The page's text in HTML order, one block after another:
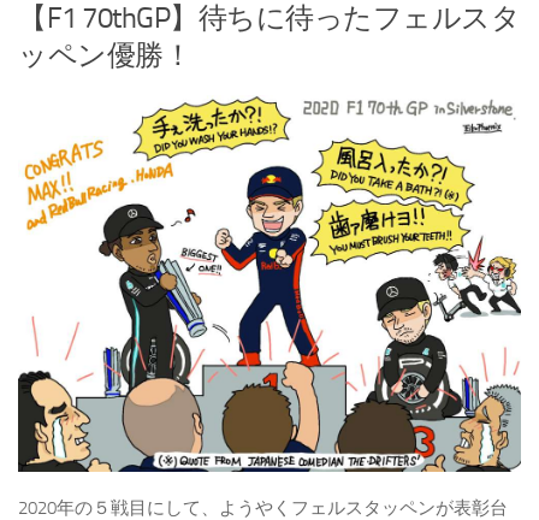
【F1 70thGP】待ちに待ったフェルスタ
ッペン優勝！
2020年の５戦目にして、ようやくフェルスタッペンが表彰台